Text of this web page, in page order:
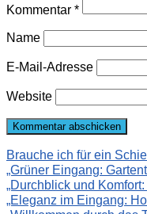
Kommentar *
Name
E-Mail-Adresse
Website
Brauche ich für ein
„Grüner Eingang:
„Durchblick und
„Eleganz im Eingang: